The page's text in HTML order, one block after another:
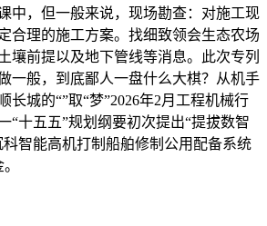
中，但一般来说，现场勘查：对施工现
合理的施工方案。找细致领会生态农场
壤前提以及地下管线等消息。此次专列
一般，到底鄙人一盘什么大棋？从机手
长城的“”取“梦”2026年2月工程机械行
“十五五”规划纲要初次提出“提拔数智
智能高机打制船舶修制公用配备系统